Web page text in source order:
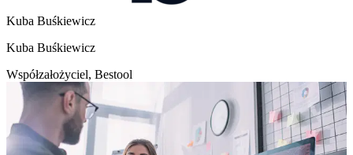
Kuba Buśkiewicz
Kuba Buśkiewicz
Współzałożyciel, Bestool